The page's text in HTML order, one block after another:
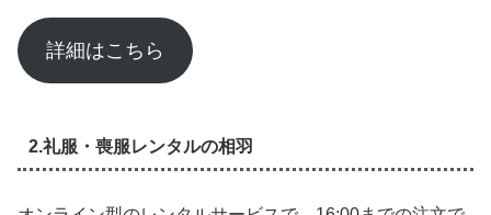
詳細はこちら
2.礼服・喪服レンタルの相羽